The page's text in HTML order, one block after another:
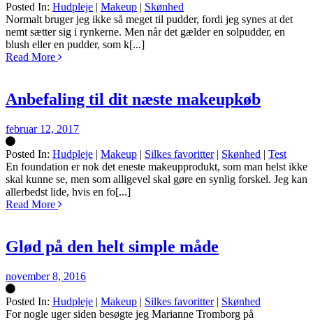
Posted In: Hudpleje | Makeup | Skønhed
Silke
Normalt bruger jeg ikke så meget til pudder, fordi jeg synes at det
nemt sætter sig i rynkerne. Men når det gælder en solpudder, en
blush eller en pudder, som k[...]
Read More
Anbefaling til dit næste makeupkøb
februar 12, 2017
Posted In: Hudpleje | Makeup | Silkes favoritter| Skønhed | Test
Silke
En foundation er nok det eneste makeupprodukt, som man helst ikke
skal kunne se, men som alligevel skal gøre en synlig forskel. Jeg kan
allerbedst lide, hvis en fo[...]
Read More
Glød på den helt simple måde
november 8, 2016
Posted In: Hudpleje | Makeup | Silkes favoritter| Skønhed
Silke
For nogle uger siden besøgte jeg Marianne Tromborg på